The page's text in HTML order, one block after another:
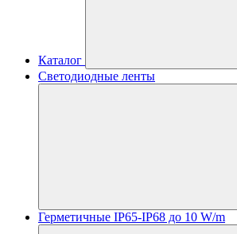
Каталог
Светодиодные ленты
Герметичные IP65-IP68 до 10 W/m